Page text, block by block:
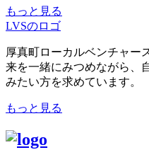
もっと見る
LVSのロゴ
厚真町ローカルベンチャー
来を一緒にみつめながら、
みたい方を求めています。
もっと見る